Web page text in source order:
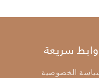
سريعة
الخصوصية